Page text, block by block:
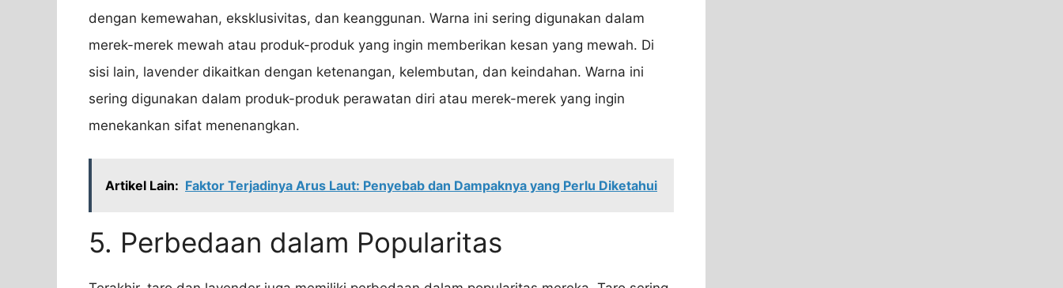
dengan kemewahan, eksklusivitas, dan keanggunan. Warna ini sering digunakan dalam
merek-merek mewah atau produk-produk yang ingin memberikan kesan yang mewah. Di
sisi lain, lavender dikaitkan dengan ketenangan, kelembutan, dan keindahan. Warna ini
sering digunakan dalam produk-produk perawatan diri atau merek-merek yang ingin
menekankan sifat menenangkan.
Artikel Lain: Faktor Terjadinya Arus Laut: Penyebab dan Dampaknya yang Perlu Diketahui
5. Perbedaan dalam Popularitas